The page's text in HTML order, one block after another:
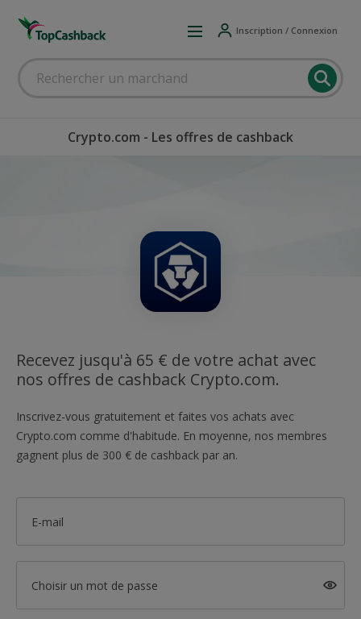
Inscription / Connexion
Crypto.com - Les offres de cashback
Recevez jusqu'à 65 € de votre achat avec
nos offres de cashback Crypto.com.
Inscrivez-vous gratuitement et faites vos achats avec
Crypto.com comme d'habitude. En moyenne, nos membres
gagnent plus de 300 € de cashback par an.
E-mail
Choisir un mot de passe